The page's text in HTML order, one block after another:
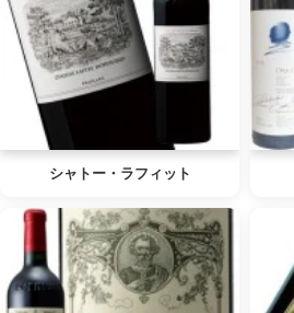
シャトー・ラフィット